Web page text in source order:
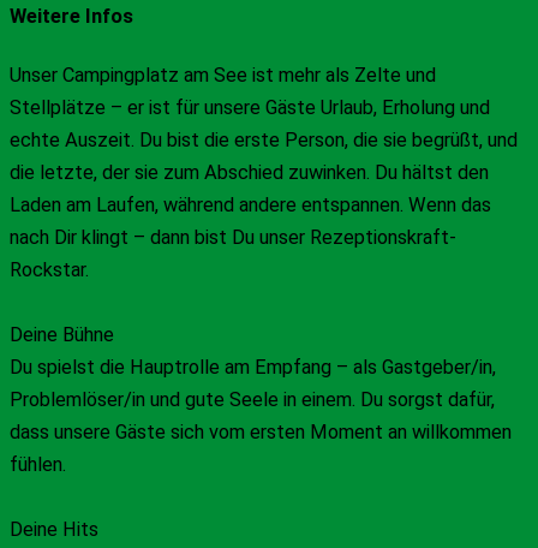
Weitere Infos
Unser Campingplatz am See ist mehr als Zelte und
Stellplätze – er ist für unsere Gäste Urlaub, Erholung und
echte Auszeit. Du bist die erste Person, die sie begrüßt, und
die letzte, der sie zum Abschied zuwinken. Du hältst den
Laden am Laufen, während andere entspannen. Wenn das
nach Dir klingt – dann bist Du unser Rezeptionskraft-
Rockstar.
Deine Bühne
Du spielst die Hauptrolle am Empfang – als Gastgeber/in,
Problemlöser/in und gute Seele in einem. Du sorgst dafür,
dass unsere Gäste sich vom ersten Moment an willkommen
fühlen.
Deine Hits